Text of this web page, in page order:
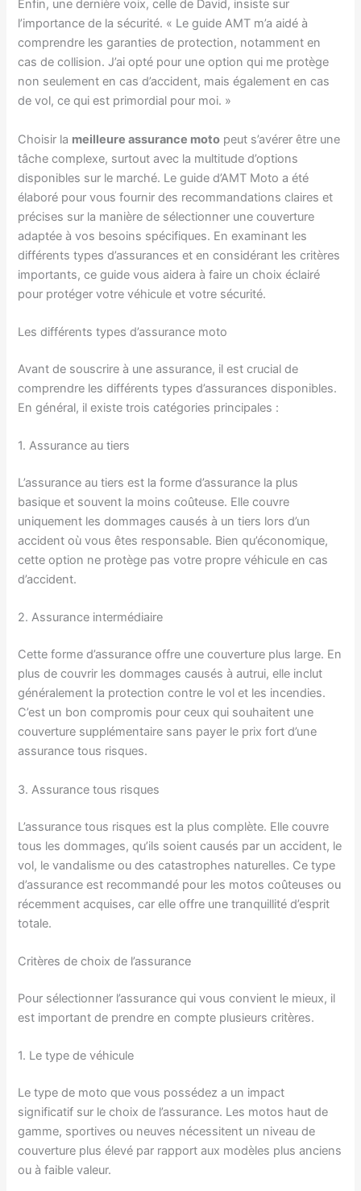
Enfin, une dernière voix, celle de David, insiste sur
l’importance de la sécurité. « Le guide AMT m’a aidé à
comprendre les garanties de protection, notamment en
cas de collision. J’ai opté pour une option qui me protège
non seulement en cas d’accident, mais également en cas
de vol, ce qui est primordial pour moi. »
Choisir la meilleure assurance moto peut s’avérer être une
tâche complexe, surtout avec la multitude d’options
disponibles sur le marché. Le guide d’AMT Moto a été
élaboré pour vous fournir des recommandations claires et
précises sur la manière de sélectionner une couverture
adaptée à vos besoins spécifiques. En examinant les
différents types d’assurances et en considérant les critères
importants, ce guide vous aidera à faire un choix éclairé
pour protéger votre véhicule et votre sécurité.
Les différents types d’assurance moto
Avant de souscrire à une assurance, il est crucial de
comprendre les différents types d’assurances disponibles.
En général, il existe trois catégories principales :
1. Assurance au tiers
L’assurance au tiers est la forme d’assurance la plus
basique et souvent la moins coûteuse. Elle couvre
uniquement les dommages causés à un tiers lors d’un
accident où vous êtes responsable. Bien qu’économique,
cette option ne protège pas votre propre véhicule en cas
d’accident.
2. Assurance intermédiaire
Cette forme d’assurance offre une couverture plus large. En
plus de couvrir les dommages causés à autrui, elle inclut
généralement la protection contre le vol et les incendies.
C’est un bon compromis pour ceux qui souhaitent une
couverture supplémentaire sans payer le prix fort d’une
assurance tous risques.
3. Assurance tous risques
L’assurance tous risques est la plus complète. Elle couvre
tous les dommages, qu’ils soient causés par un accident, le
vol, le vandalisme ou des catastrophes naturelles. Ce type
d’assurance est recommandé pour les motos coûteuses ou
récemment acquises, car elle offre une tranquillité d’esprit
totale.
Critères de choix de l’assurance
Pour sélectionner l’assurance qui vous convient le mieux, il
est important de prendre en compte plusieurs critères.
1. Le type de véhicule
Le type de moto que vous possédez a un impact
significatif sur le choix de l’assurance. Les motos haut de
gamme, sportives ou neuves nécessitent un niveau de
couverture plus élevé par rapport aux modèles plus anciens
ou à faible valeur.